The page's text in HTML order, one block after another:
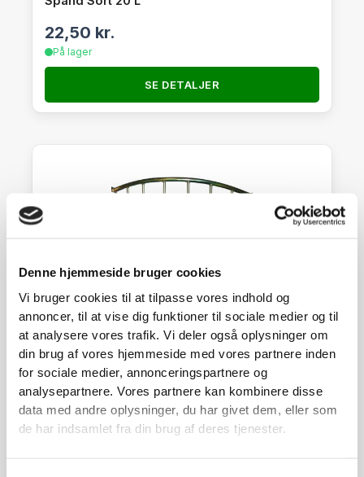
Denne hjemmeside bruger cookies
Vi bruger cookies til at tilpasse vores indhold og
annoncer, til at vise dig funktioner til sociale medier og til
at analysere vores trafik. Vi deler også oplysninger om
din brug af vores hjemmeside med vores partnere inden
for sociale medier, annonceringspartnere og
analysepartnere. Vores partnere kan kombinere disse
data med andre oplysninger, du har givet dem, eller som
de har indsamlet fra din brug af deres tjenester.
22,50 kr.
På lager
SE DETALJER
Høhæk galv t/hjørne 80*59 cm
350,00 kr.
På lager